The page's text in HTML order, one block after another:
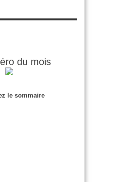
du mois
le sommaire